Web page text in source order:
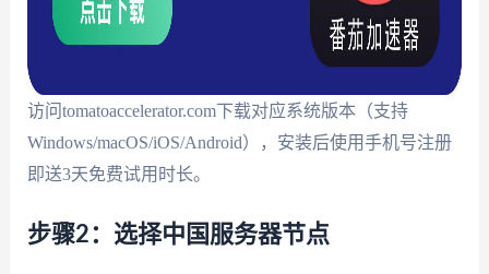
访问tomatoaccelerator.com下载对应系统版本（支持
Windows/macOS/iOS/Android），安装后使用手机号注册
即送3天免费试用时长。
步骤2：选择中国服务器节点